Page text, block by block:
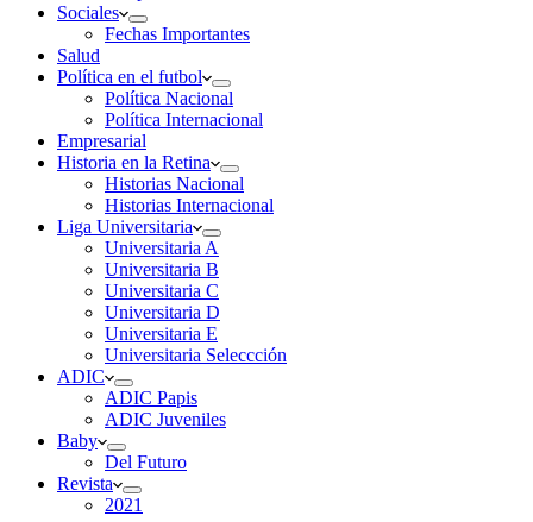
Sociales
Fechas Importantes
Salud
Política en el futbol
Política Nacional
Política Internacional
Empresarial
Historia en la Retina
Historias Nacional
Historias Internacional
Liga Universitaria
Universitaria A
Universitaria B
Universitaria C
Universitaria D
Universitaria E
Universitaria Seleccción
ADIC
ADIC Papis
ADIC Juveniles
Baby
Del Futuro
Revista
2021